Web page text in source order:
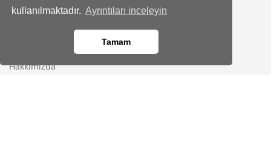
kullanılmaktadır. Ayrıntıları inceleyin
Tamam
Instagram
Hakkımızda